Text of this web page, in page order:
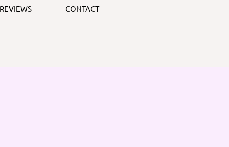
REVIEWS CONTACT